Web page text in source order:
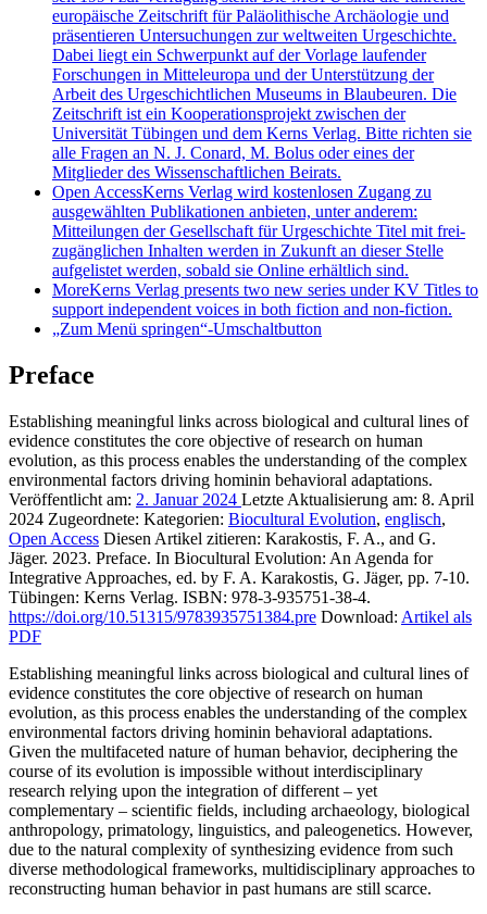
europäische Zeitschrift für Paläolithische Archäologie und
präsentieren Untersuchungen zur weltweiten Urgeschichte.
Dabei liegt ein Schwerpunkt auf der Vorlage laufender
Forschungen in Mitteleuropa und der Unterstützung der
Arbeit des Urgeschichtlichen Museums in Blaubeuren. Die
Zeitschrift ist ein Kooperationsprojekt zwischen der
Universität Tübingen und dem Kerns Verlag. Bitte richten sie
alle Fragen an N. J. Conard, M. Bolus oder eines der
Mitglieder des Wissenschaftlichen Beirats.
Open AccessKerns Verlag wird kostenlosen Zugang zu
ausgewählten Publikationen anbieten, unter anderem:
Mitteilungen der Gesellschaft für Urgeschichte Titel mit frei-
zugänglichen Inhalten werden in Zukunft an dieser Stelle
aufgelistet werden, sobald sie Online erhältlich sind.
MoreKerns Verlag presents two new series under KV Titles to
support independent voices in both fiction and non-fiction.
„Zum Menü springen“-Umschaltbutton
Preface
Establishing meaningful links across biological and cultural lines of
evidence constitutes the core objective of research on human
evolution, as this process enables the understanding of the complex
environmental factors driving hominin behavioral adaptations.
Veröffentlicht am: 2. Januar 2024 Letzte Aktualisierung am: 8. April
2024 Zugeordnete: Kategorien: Biocultural Evolution, englisch,
Open Access Diesen Artikel zitieren: Karakostis, F. A., and G.
Jäger. 2023. Preface. In Biocultural Evolution: An Agenda for
Integrative Approaches, ed. by F. A. Karakostis, G. Jäger, pp. 7-10.
Tübingen: Kerns Verlag. ISBN: 978-3-935751-38-4.
https://doi.org/10.51315/9783935751384.pre Download: Artikel als
PDF
Establishing meaningful links across biological and cultural lines of
evidence constitutes the core objective of research on human
evolution, as this process enables the understanding of the complex
environmental factors driving hominin behavioral adaptations.
Given the multifaceted nature of human behavior, deciphering the
course of its evolution is impossible without interdisciplinary
research relying upon the integration of different – yet
complementary – scientific fields, including archaeology, biological
anthropology, primatology, linguistics, and paleogenetics. However,
due to the natural complexity of synthesizing evidence from such
diverse methodological frameworks, multidisciplinary approaches to
reconstructing human behavior in past humans are still scarce.